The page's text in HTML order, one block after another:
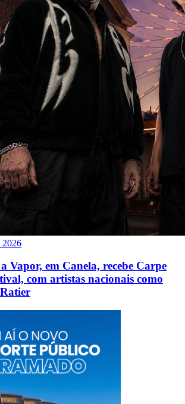
2026
Vapor, em Canela, recebe Carpe
com artistas nacionais como